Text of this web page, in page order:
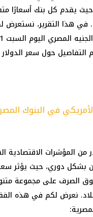
حيث يقدم كل بنك أسعارًا
في هذا التقرير، نستعرض
التفاصيل حول سعر
في البنوك
من المؤشرات الاقتصادية
بشكل دوري، حيث يؤثر
الصرف على مجموعة
نعرض لكم في هذه